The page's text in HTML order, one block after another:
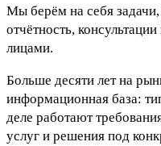
Мы берём на себя
отчётность,
лицами.
Больше десяти лет на
информационная база:
деле работают
услуг и решения под